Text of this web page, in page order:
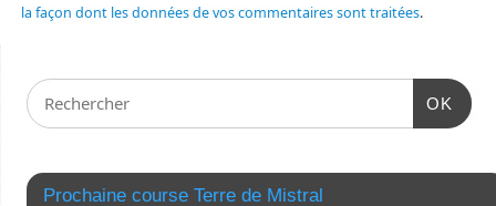
la façon dont les données de vos commentaires sont traitées.
OK
Prochaine course Terre de Mistral